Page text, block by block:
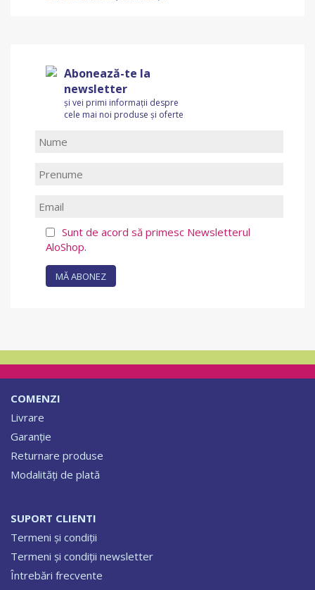
Abonează-te la
newsletter
și vei primi informații despre
cele mai noi produse și oferte
Sunt de acord să primesc Newsletterul
AloShop.
MĂ ABONEZ
COMENZI
Livrare
Garanție
Returnare produse
Modalități de plată
SUPORT CLIENTI
Termeni și condiții
Termeni și condiții newsletter
Întrebări frecvente